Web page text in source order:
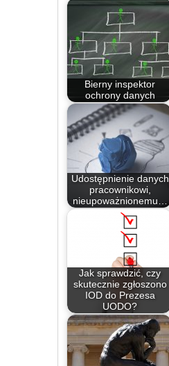
Bierny inspektor
ochrony danych
Udostępnienie danych
pracownikowi,
nieupoważnionemu…
Jak sprawdzić, czy
skutecznie zgłoszono
IOD do Prezesa
UODO?